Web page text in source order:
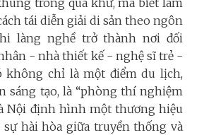
tái diễn giải di sản theo ngôn
làng nghề trở thành nơi đối
- nhà thiết kế - nghệ sĩ trẻ -
không chỉ là một điểm du lịch,
sáng tạo, là “phòng thí nghiệm
Nội định hình một thương hiệu
hài hòa giữa truyền thống và